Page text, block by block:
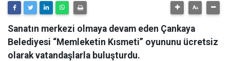
Sanatın merkezi olmaya devam eden Çankaya
Belediyesi “Memleketin Kısmeti” oyununu ücretsiz
olarak vatandaşlarla buluşturdu.